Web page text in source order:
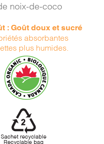
noix-de-coco
: Goût doux et sucré
absorbantes
plus humides.